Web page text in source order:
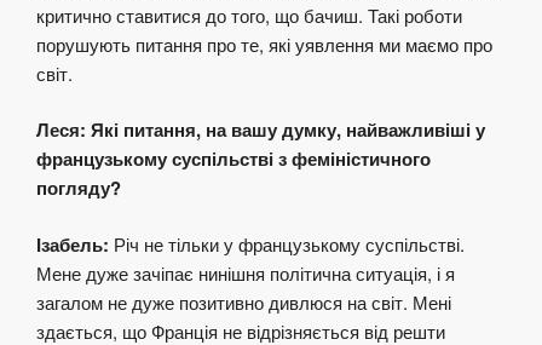
критично ставитися до того, що бачиш. Такі роботи
порушують питання про те, які уявлення ми маємо про
світ.
Леся: Які питання, на вашу думку, найважливіші у
французькому суспільстві з феміністичного
погляду?
Ізабель: Річ не тільки у французькому суспільстві.
Мене дуже зачіпає нинішня політична ситуація, і я
загалом не дуже позитивно дивлюся на світ. Мені
здається, що Франція не відрізняється від решти